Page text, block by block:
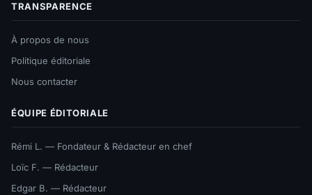
TRANSPARENCE
À propos de nous
Politique éditoriale
Nous contacter
ÉQUIPE ÉDITORIALE
Rémi L. — Fondateur & Rédacteur en chef
Loïc F. — Rédacteur
Edgar B. — Rédacteur